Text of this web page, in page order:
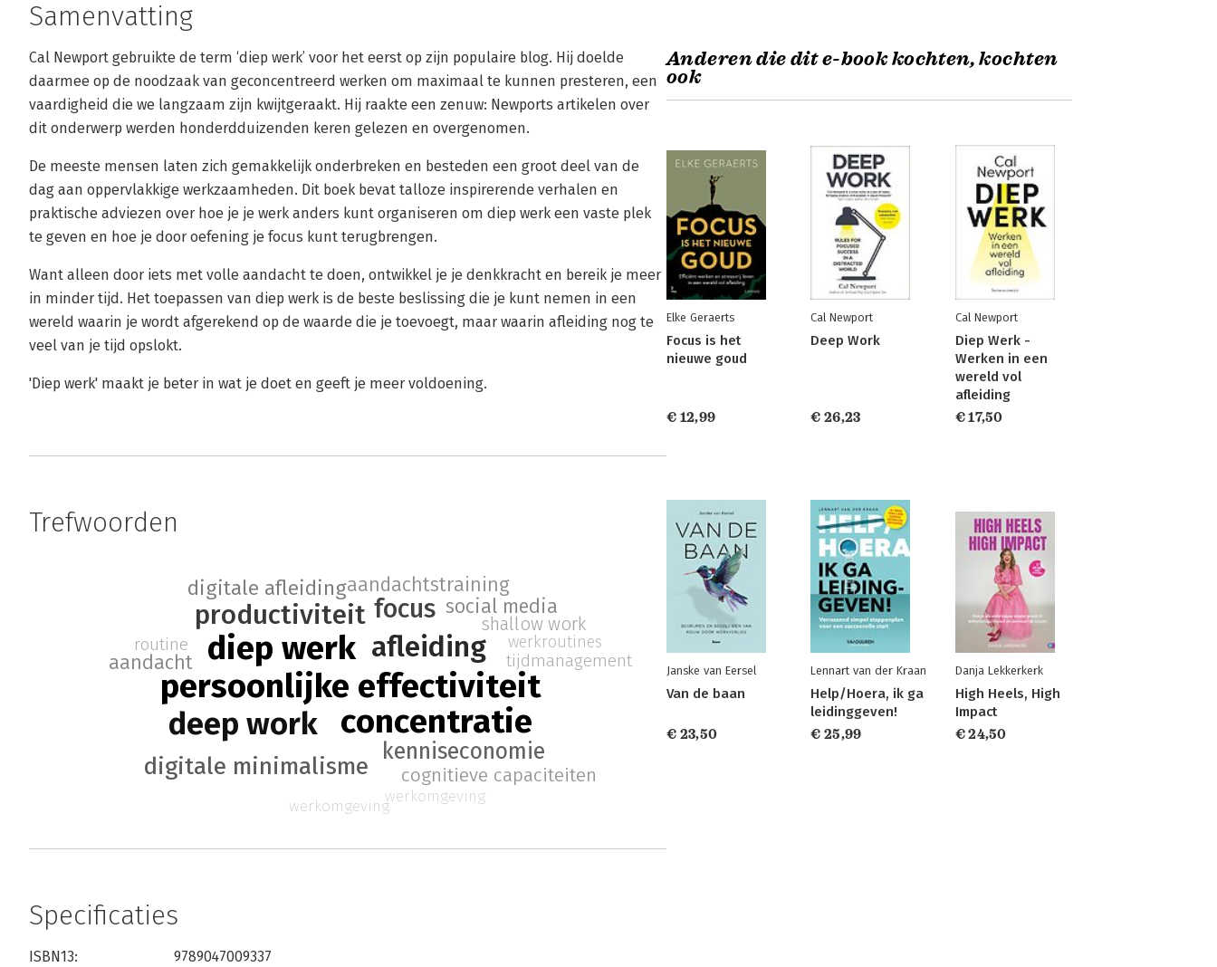
Samenvatting
Cal Newport gebruikte de term ‘diep werk’ voor het eerst op zijn populaire blog. Hij doelde
daarmee op de noodzaak van geconcentreerd werken om maximaal te kunnen presteren, een
vaardigheid die we langzaam zijn kwijtgeraakt. Hij raakte een zenuw: Newports artikelen over
dit onderwerp werden honderdduizenden keren gelezen en overgenomen.
De meeste mensen laten zich gemakkelijk onderbreken en besteden een groot deel van de
dag aan oppervlakkige werkzaamheden. Dit boek bevat talloze inspirerende verhalen en
praktische adviezen over hoe je je werk anders kunt organiseren om diep werk een vaste plek
te geven en hoe je door oefening je focus kunt terugbrengen.
Want alleen door iets met volle aandacht te doen, ontwikkel je je denkkracht en bereik je meer
in minder tijd. Het toepassen van diep werk is de beste beslissing die je kunt nemen in een
wereld waarin je wordt afgerekend op de waarde die je toevoegt, maar waarin afleiding nog te
veel van je tijd opslokt.
'Diep werk' maakt je beter in wat je doet en geeft je meer voldoening.
Trefwoorden
persoonlijke effectiviteit
diep werk
concentratie
deep work
afleiding
productiviteit focus
kenniseconomie
digitale minimalisme
digitale afleiding
cognitieve capaciteiten
aandachtstraining
social media
aandacht
shallow work
routine werkroutines
tijdmanagement
werkomgeving
werkomgeving
Specificaties
ISBN13:
9789047009337
Anderen die dit e-book kochten, kochten
ook
Elke Geraerts
Focus is het
nieuwe goud
€ 12,99
Cal Newport
Deep Work
€ 26,23
Cal Newport
Diep Werk -
Werken in een
wereld vol
afleiding
€ 17,50
Janske van Eersel
Van de baan
€ 23,50
Lennart van der Kraan
Help/Hoera, ik ga
leidinggeven!
€ 25,99
Danja Lekkerkerk
High Heels, High
Impact
€ 24,50